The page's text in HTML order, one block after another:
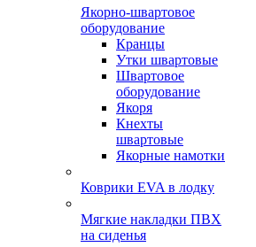
Якорно-швартовое
оборудование
Кранцы
Утки швартовые
Швартовое
оборудование
Якоря
Кнехты
швартовые
Якорные намотки
Коврики EVA в лодку
Мягкие накладки ПВХ
на сиденья